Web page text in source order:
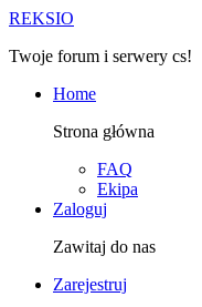
REKSIO
Twoje forum i serwery cs!
Home
Strona główna
FAQ
Ekipa
Zaloguj
Zawitaj do nas
Zarejestruj